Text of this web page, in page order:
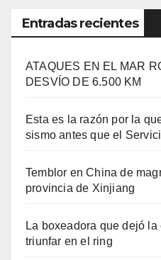
Entradas recientes
ATAQUES EN EL MAR
DESVÍO DE 6.500 KM
Esta es la razón por la
sismo antes que el
Temblor en China de
provincia de Xinjiang
La boxeadora que dejó
triunfar en el ring​